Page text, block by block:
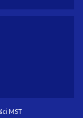
MST